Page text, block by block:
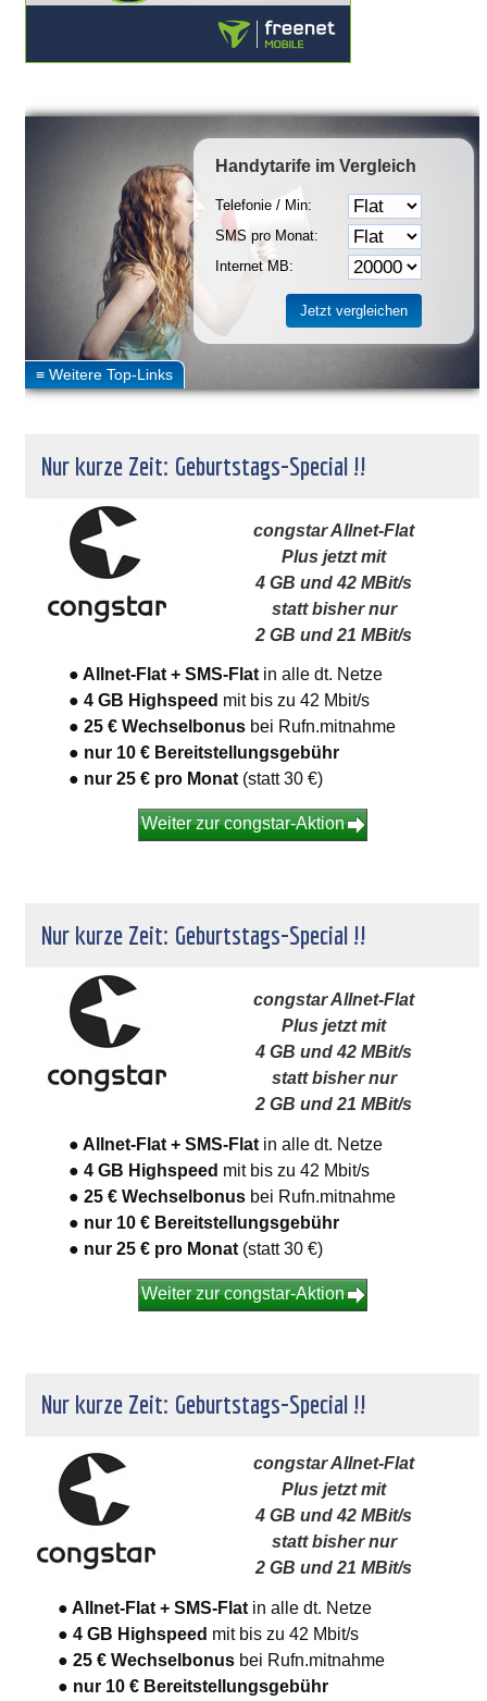
Handytarife im Vergleich
Telefonie / Min:
SMS pro Monat:
Internet MB:
Nur kurze Zeit: Geburtstags-Special !!
congstar Allnet-Flat
Plus jetzt mit
4 GB und 42 MBit/s
statt bisher nur
2 GB und 21 MBit/s
● Allnet-Flat + SMS-Flat in alle dt. Netze
● 4 GB Highspeed mit bis zu 42 Mbit/s
● 25 € Wechselbonus bei Rufn.mitnahme
● nur 10 € Bereitstellungsgebühr
● nur 25 € pro Monat (statt 30 €)
Weiter zur congstar-Aktion
Nur kurze Zeit: Geburtstags-Special !!
congstar Allnet-Flat
Plus jetzt mit
4 GB und 42 MBit/s
statt bisher nur
2 GB und 21 MBit/s
● Allnet-Flat + SMS-Flat in alle dt. Netze
● 4 GB Highspeed mit bis zu 42 Mbit/s
● 25 € Wechselbonus bei Rufn.mitnahme
● nur 10 € Bereitstellungsgebühr
● nur 25 € pro Monat (statt 30 €)
Weiter zur congstar-Aktion
Nur kurze Zeit: Geburtstags-Special !!
congstar Allnet-Flat
Plus jetzt mit
4 GB und 42 MBit/s
statt bisher nur
2 GB und 21 MBit/s
● Allnet-Flat + SMS-Flat in alle dt. Netze
● 4 GB Highspeed mit bis zu 42 Mbit/s
● 25 € Wechselbonus bei Rufn.mitnahme
● nur 10 € Bereitstellungsgebühr